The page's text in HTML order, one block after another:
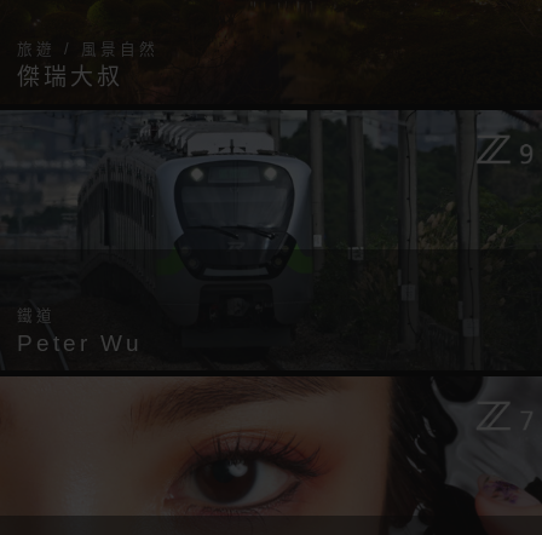
旅遊 / 風景自然
傑瑞大叔
鐵道
Peter Wu